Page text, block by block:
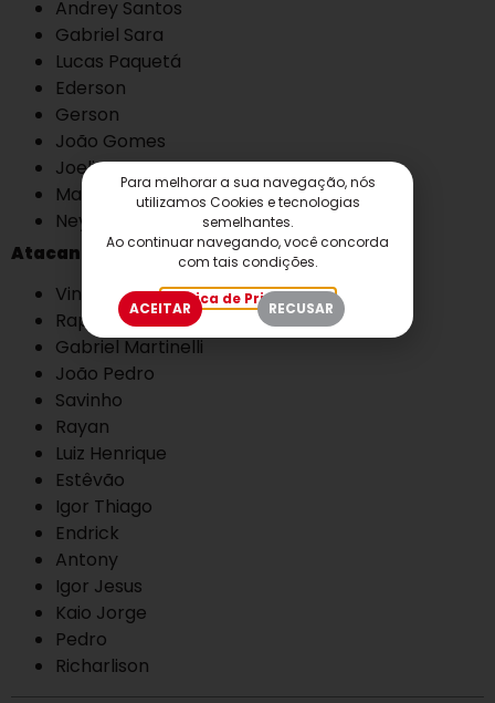
Andrey Santos
Gabriel Sara
Lucas Paquetá
Ederson
Gerson
João Gomes
Joelinton
Matheus Cunha
Neymar
Atacantes
Vini Jr.
Raphinha
Gabriel Martinelli
João Pedro
Savinho
Rayan
Luiz Henrique
Estêvão
Igor Thiago
Endrick
Antony
Igor Jesus
Kaio Jorge
Pedro
Richarlison
Para melhorar a sua navegação, nós
utilizamos Cookies e tecnologias
semelhantes.
Ao continuar navegando, você concorda
com tais condições.
Política de Privacidade
ACEITAR RECUSAR